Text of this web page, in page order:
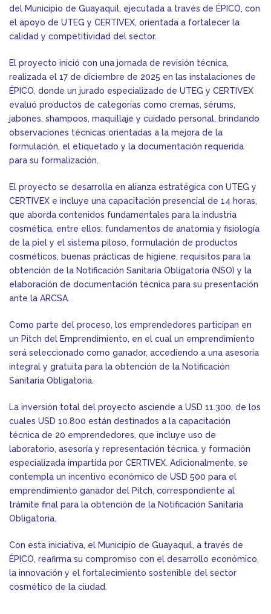
del Municipio de Guayaquil, ejecutada a través de ÉPICO, con
el apoyo de UTEG y CERTIVEX, orientada a fortalecer la
calidad y competitividad del sector.
El proyecto inició con una jornada de revisión técnica,
realizada el 17 de diciembre de 2025 en las instalaciones de
ÉPICO, donde un jurado especializado de UTEG y CERTIVEX
evaluó productos de categorías como cremas, sérums,
jabones, shampoos, maquillaje y cuidado personal, brindando
observaciones técnicas orientadas a la mejora de la
formulación, el etiquetado y la documentación requerida
para su formalización.
El proyecto se desarrolla en alianza estratégica con UTEG y
CERTIVEX e incluye una capacitación presencial de 14 horas,
que aborda contenidos fundamentales para la industria
cosmética, entre ellos: fundamentos de anatomía y fisiología
de la piel y el sistema piloso, formulación de productos
cosméticos, buenas prácticas de higiene, requisitos para la
obtención de la Notificación Sanitaria Obligatoria (NSO) y la
elaboración de documentación técnica para su presentación
ante la ARCSA.
Como parte del proceso, los emprendedores participan en
un Pitch del Emprendimiento, en el cual un emprendimiento
será seleccionado como ganador, accediendo a una asesoría
integral y gratuita para la obtención de la Notificación
Sanitaria Obligatoria.
La inversión total del proyecto asciende a USD 11.300, de los
cuales USD 10.800 están destinados a la capacitación
técnica de 20 emprendedores, que incluye uso de
laboratorio, asesoría y representación técnica, y formación
especializada impartida por CERTIVEX. Adicionalmente, se
contempla un incentivo económico de USD 500 para el
emprendimiento ganador del Pitch, correspondiente al
trámite final para la obtención de la Notificación Sanitaria
Obligatoria.
Con esta iniciativa, el Municipio de Guayaquil, a través de
ÉPICO, reafirma su compromiso con el desarrollo económico,
la innovación y el fortalecimiento sostenible del sector
cosmético de la ciudad.